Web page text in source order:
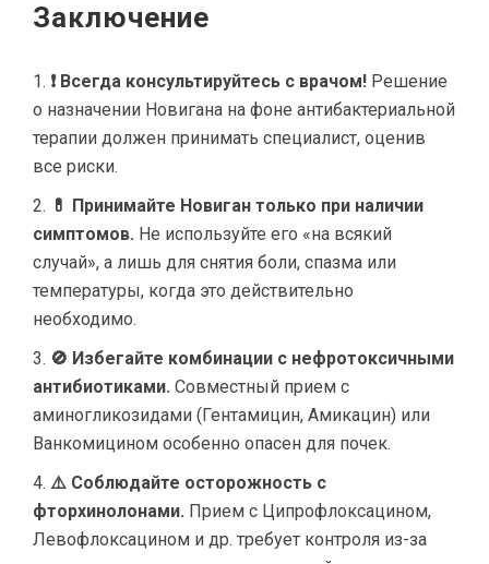
Заключение
❗ Всегда консультируйтесь с врачом! Решение
о назначении Новигана на фоне антибактериальной
терапии должен принимать специалист, оценив
все риски.
💊 Принимайте Новиган только при наличии
симптомов. Не используйте его «на всякий
случай», а лишь для снятия боли, спазма или
температуры, когда это действительно
необходимо.
🚫 Избегайте комбинации с нефротоксичными
антибиотиками. Совместный прием с
аминогликозидами (Гентамицин, Амикацин) или
Ванкомицином особенно опасен для почек.
⚠️ Соблюдайте осторожность с
фторхинолонами. Прием с Ципрофлоксацином,
Левофлоксацином и др. требует контроля из-за